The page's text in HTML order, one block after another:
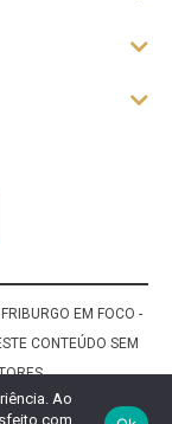
EM FOCO -
CONTEÚDO SEM
Ao
com